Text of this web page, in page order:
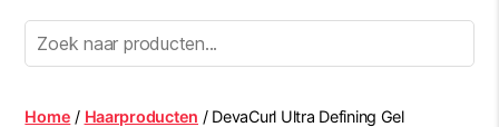
Afro
Hair
Beauty
Home / Haarproducten / DevaCurl Ultra Defining Gel